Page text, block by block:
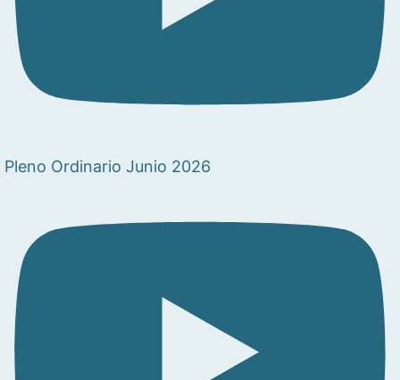
Pleno Ordinario Junio 2026